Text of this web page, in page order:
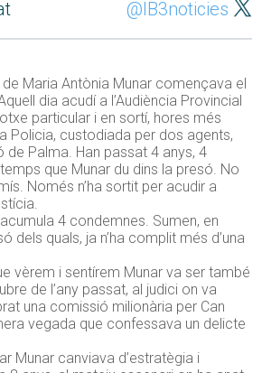
@IB3noticies
Maria Antònia Munar començava el
dia acudí a l’Audiència Provincial
particular i en sortí, hores més
Policia, custodiada per dos agents,
de Palma. Han passat 4 anys, 4
que Munar du dins la presó. No
Només n’ha sortit per acudir a
4 condemnes. Sumen, en
dels quals, ja n’ha complit més d’una
vèrem i sentírem Munar va ser també
de l’any passat, al judici on va
una comissió milionària per Can
vegada que confessava un delicte
Munar canviava d’estratègia i